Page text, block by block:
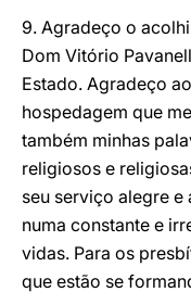
9. Agradeço o
Dom Vitório
Estado. Agradeço
hospedagem que
também minhas
religiosos e
seu serviço alegre e
numa constante e
vidas. Para os
que estão se